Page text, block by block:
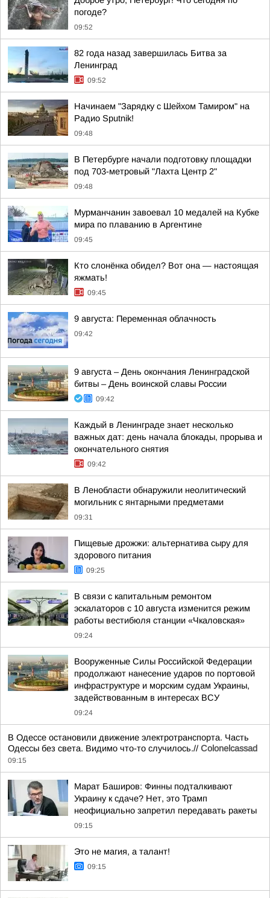
погоде?
09:52
82 года назад завершилась Битва за
Ленинград
09:52
Начинаем "Зарядку с Шейхом Тамиром" на
Радио Sputnik!
09:48
В Петербурге начали подготовку площадки
под 703-метровый "Лахта Центр 2"
09:48
Мурманчанин завоевал 10 медалей на Кубке
мира по плаванию в Аргентине
09:45
Кто слонёнка обидел? Вот она — настоящая
яжмать!
09:45
9 августа: Переменная облачность
09:42
9 августа – День окончания Ленинградской
битвы – День воинской славы России
09:42
Каждый в Ленинграде знает несколько
важных дат: день начала блокады, прорыва и
окончательного снятия
09:42
В Ленобласти обнаружили неолитический
могильник с янтарными предметами
09:31
Пищевые дрожжи: альтернатива сыру для
здорового питания
09:25
В связи с капитальным ремонтом
эскалаторов c 10 августа изменится режим
работы вестибюля станции «Чкаловская»
09:24
Вооруженные Силы Российской Федерации
продолжают нанесение ударов по портовой
инфраструктуре и морским судам Украины,
задействованным в интересах ВСУ
09:24
В Одессе остановили движение электротранспорта. Часть
Одессы без света. Видимо что-то случилось.// Colonelcassad
09:15
Марат Баширов: Финны подталкивают
Украину к сдаче? Нет, это Трамп
неофициально запретил передавать ракеты
09:15
Это не магия, а талант!
09:15